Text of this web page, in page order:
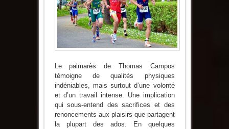
Le palmarès de Thomas Campos
témoigne de qualités physiques
indéniables, mais surtout d’une volonté
et d’un travail intense. Une implication
qui sous-entend des sacrifices et des
renoncements aux plaisirs que partagent
la plupart des ados. En quelques